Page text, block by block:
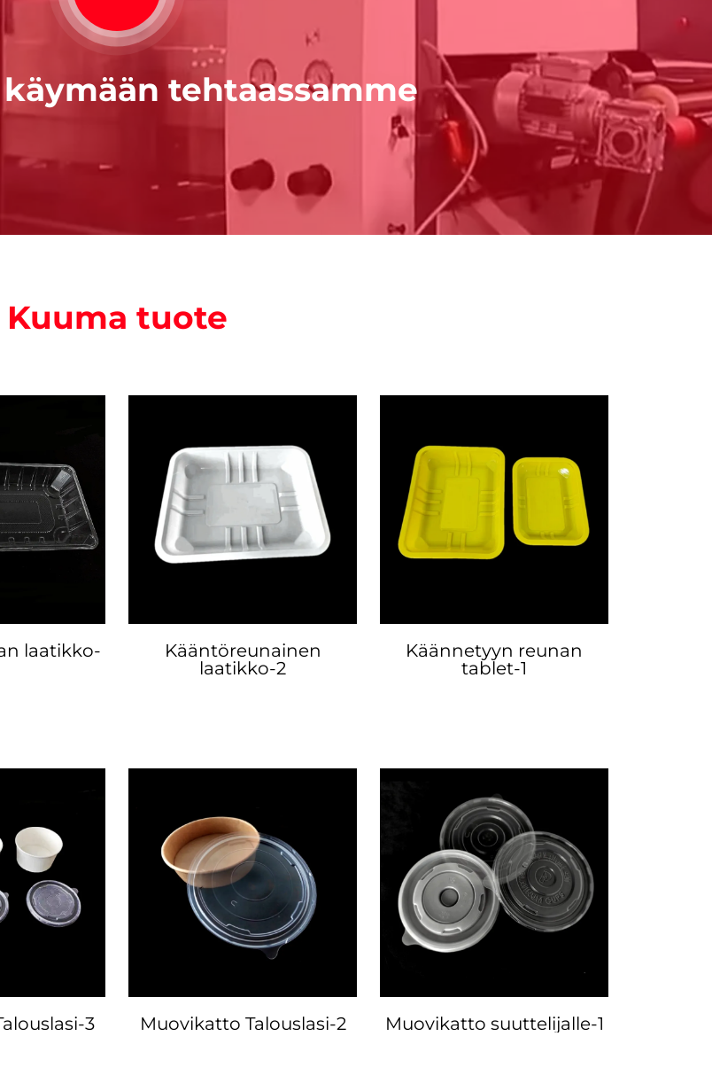
tehtaassamme
Kuuma tuote
laatikko-
Kääntöreunainen
laatikko-2
Käännetyyn reunan
tablet-1
3 Muovikatto Talouslasi-2 Muovikatto suuttelijalle-1